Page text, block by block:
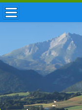
ACCUEIL / INFOS
MUNICIPALITÉ
VIE LOCALE
ENFANCE